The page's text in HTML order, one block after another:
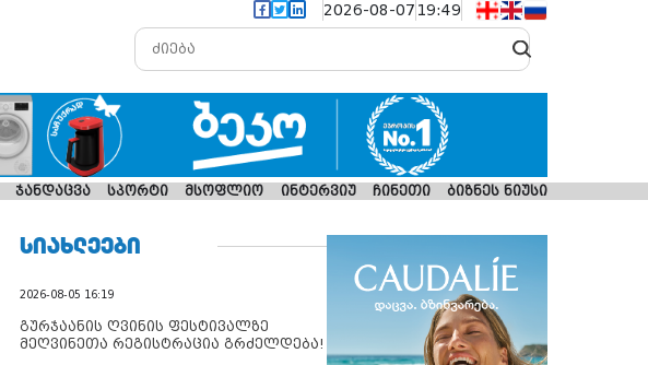
2026-08-07 19:49
ჯანდაცვა სპორტი მსოფლიო ინტერვიუ ჩინეთი ბიზნეს ნიუსი
ᲡᲘᲐᲮᲚᲔᲔᲑᲘ
2026-08-05 16:19
გურჯაანის ღვინის ფესტივალზე
მეღვინეთა რეგისტრაცია გრძელდება!